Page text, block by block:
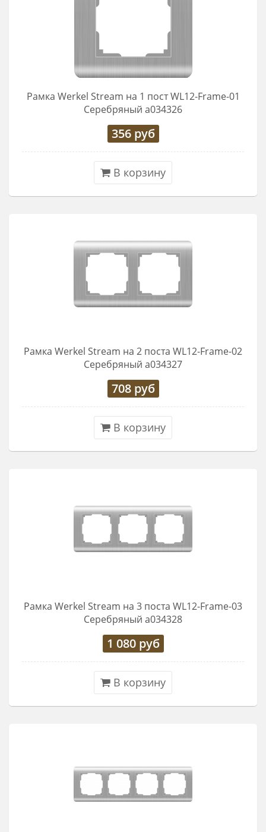
Рамка Werkel Stream на 1 пост WL12-Frame-01
Серебряный a034326
356руб
В корзину
Рамка Werkel Stream на 2 поста WL12-Frame-02
Серебряный a034327
708руб
В корзину
Рамка Werkel Stream на 3 поста WL12-Frame-03
Серебряный a034328
1 080руб
В корзину